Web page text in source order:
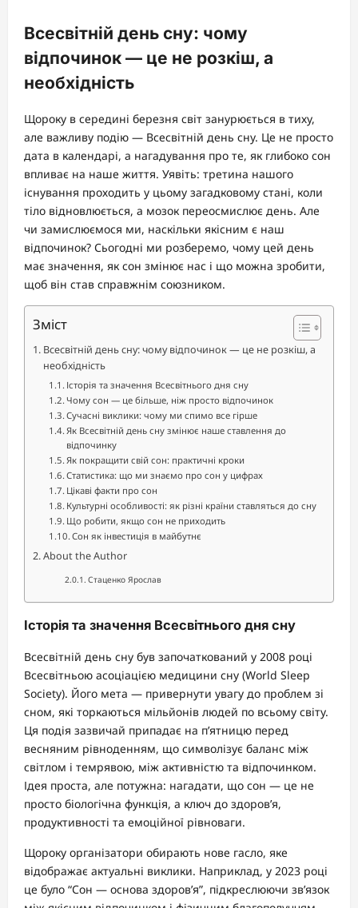
Всесвітній день сну: чому
відпочинок — це не розкіш, а
необхідність
Щороку в середині березня світ занурюється в тиху,
але важливу подію — Всесвітній день сну. Це не просто
дата в календарі, а нагадування про те, як глибоко сон
впливає на наше життя. Уявіть: третина нашого
існування проходить у цьому загадковому стані, коли
тіло відновлюється, а мозок переосмислює день. Але
чи замислюємося ми, наскільки якісним є наш
відпочинок? Сьогодні ми розберемо, чому цей день
має значення, як сон змінює нас і що можна зробити,
щоб він став справжнім союзником.
Зміст
Всесвітній день сну: чому відпочинок — це не розкіш, а
необхідність
Історія та значення Всесвітнього дня сну
Чому сон — це більше, ніж просто відпочинок
Сучасні виклики: чому ми спимо все гірше
Як Всесвітній день сну змінює наше ставлення до
відпочинку
Як покращити свій сон: практичні кроки
Статистика: що ми знаємо про сон у цифрах
Цікаві факти про сон
Культурні особливості: як різні країни ставляться до сну
Що робити, якщо сон не приходить
Сон як інвестиція в майбутнє
About the Author
Стаценко Ярослав
Історія та значення Всесвітнього дня сну
Всесвітній день сну був започаткований у 2008 році
Всесвітньою асоціацією медицини сну (World Sleep
Society). Його мета — привернути увагу до проблем зі
сном, які торкаються мільйонів людей по всьому світу.
Ця подія зазвичай припадає на п’ятницю перед
весняним рівноденням, що символізує баланс між
світлом і темрявою, між активністю та відпочинком.
Ідея проста, але потужна: нагадати, що сон — це не
просто біологічна функція, а ключ до здоров’я,
продуктивності та емоційної рівноваги.
Щороку організатори обирають нове гасло, яке
відображає актуальні виклики. Наприклад, у 2023 році
це було “Сон — основа здоров’я”, підкреслюючи зв’язок